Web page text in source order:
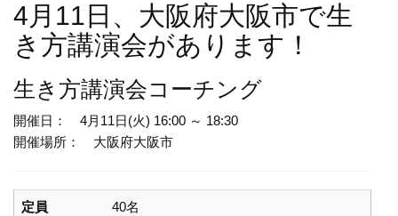
4月11日、大阪府大阪市で生
き方講演会があります！
生き方講演会コーチング
開催日： 4月11日(火) 16:00 ～ 18:30
開催場所： 大阪府大阪市
定員 40名